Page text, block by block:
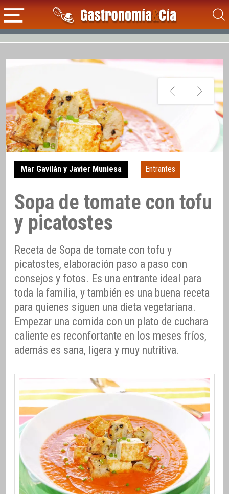
Mar Gavilán y Javier Muniesa Entrantes
Sopa de tomate con tofu
y picatostes
Receta de Sopa de tomate con tofu y
picatostes, elaboración paso a paso con
consejos y fotos. Es una entrante ideal para
toda la familia, y también es una buena receta
para quienes siguen una dieta vegetariana.
Empezar una comida con un plato de cuchara
caliente es reconfortante en los meses fríos,
además es sana, ligera y muy nutritiva.